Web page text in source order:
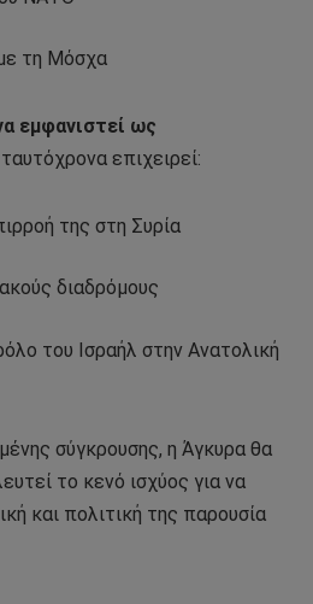
τη Μόσχα
εμφανιστεί ως
επιχειρεί:
της στη Συρία
διαδρόμους
του Ισραήλ στην Ανατολική
σύγκρουσης, η Άγκυρα θα
το κενό ισχύος για να
και πολιτική της παρουσία